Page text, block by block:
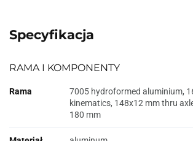
Specyfikacja
RAMA I KOMPONENTY
Rama
7005 hydroformed aluminium,
kinematics, 148x12 mm thru
180 mm